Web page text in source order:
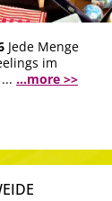
Jede Menge
im
...more >>